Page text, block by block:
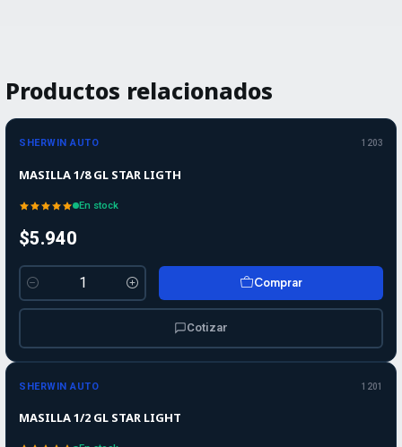
Productos relacionados
SHERWIN AUTO 1203
MASILLA 1/8 GL STAR LIGTH
En stock
$5.940
Cantidad
Comprar
Cotizar
SHERWIN AUTO 1201
MASILLA 1/2 GL STAR LIGHT